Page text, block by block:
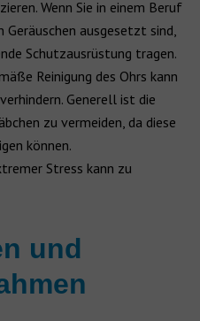
Wenn Sie in einem Beruf
Geräuschen ausgesetzt sind,
Schutzausrüstung tragen.
Reinigung des Ohrs kann
Generell ist die
zu vermeiden, da diese
können.
Stress kann zu
und